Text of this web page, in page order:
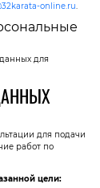
online.ru.
для
для подачи
работ по
цели: